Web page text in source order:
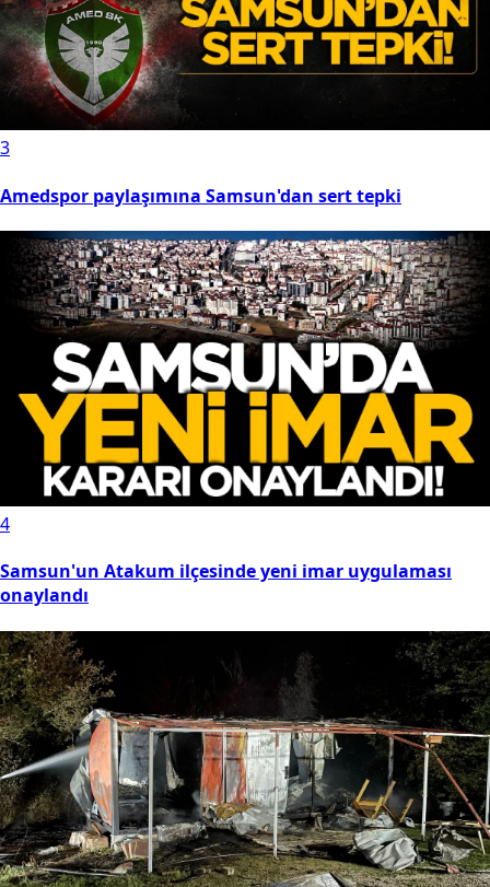
3
Amedspor paylaşımına Samsun'dan sert tepki
4
Samsun'un Atakum ilçesinde yeni imar uygulaması
onaylandı